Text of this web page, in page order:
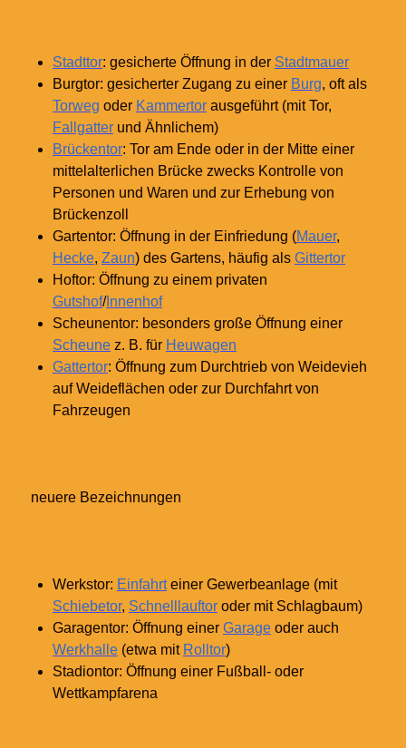
Stadttor: gesicherte Öffnung in der Stadtmauer
Burgtor: gesicherter Zugang zu einer Burg, oft als
Torweg oder Kammertor ausgeführt (mit Tor,
Fallgatter und Ähnlichem)
Brückentor: Tor am Ende oder in der Mitte einer
mittelalterlichen Brücke zwecks Kontrolle von
Personen und Waren und zur Erhebung von
Brückenzoll
Gartentor: Öffnung in der Einfriedung (Mauer,
Hecke, Zaun) des Gartens, häufig als Gittertor
Hoftor: Öffnung zu einem privaten
Gutshof/Innenhof
Scheunentor: besonders große Öffnung einer
Scheune z. B. für Heuwagen
Gattertor: Öffnung zum Durchtrieb von Weidevieh
auf Weideflächen oder zur Durchfahrt von
Fahrzeugen
neuere Bezeichnungen
Werkstor: Einfahrteiner Gewerbeanlage (mit
Schiebetor, Schnelllauftor oder mit Schlagbaum)
Garagentor: Öffnung einer Garage oder auch
Werkhalle (etwa mit Rolltor)
Stadiontor: Öffnung einer Fußball- oder
Wettkampfarena